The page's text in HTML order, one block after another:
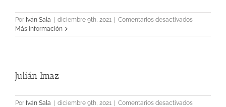
Por Iván Sala diciembre 9th, 2021 Comentarios desactivadosen
Andreu
Más información
Julián Imaz
Por Iván Sala diciembre 9th, 2021 Comentarios desactivadosen